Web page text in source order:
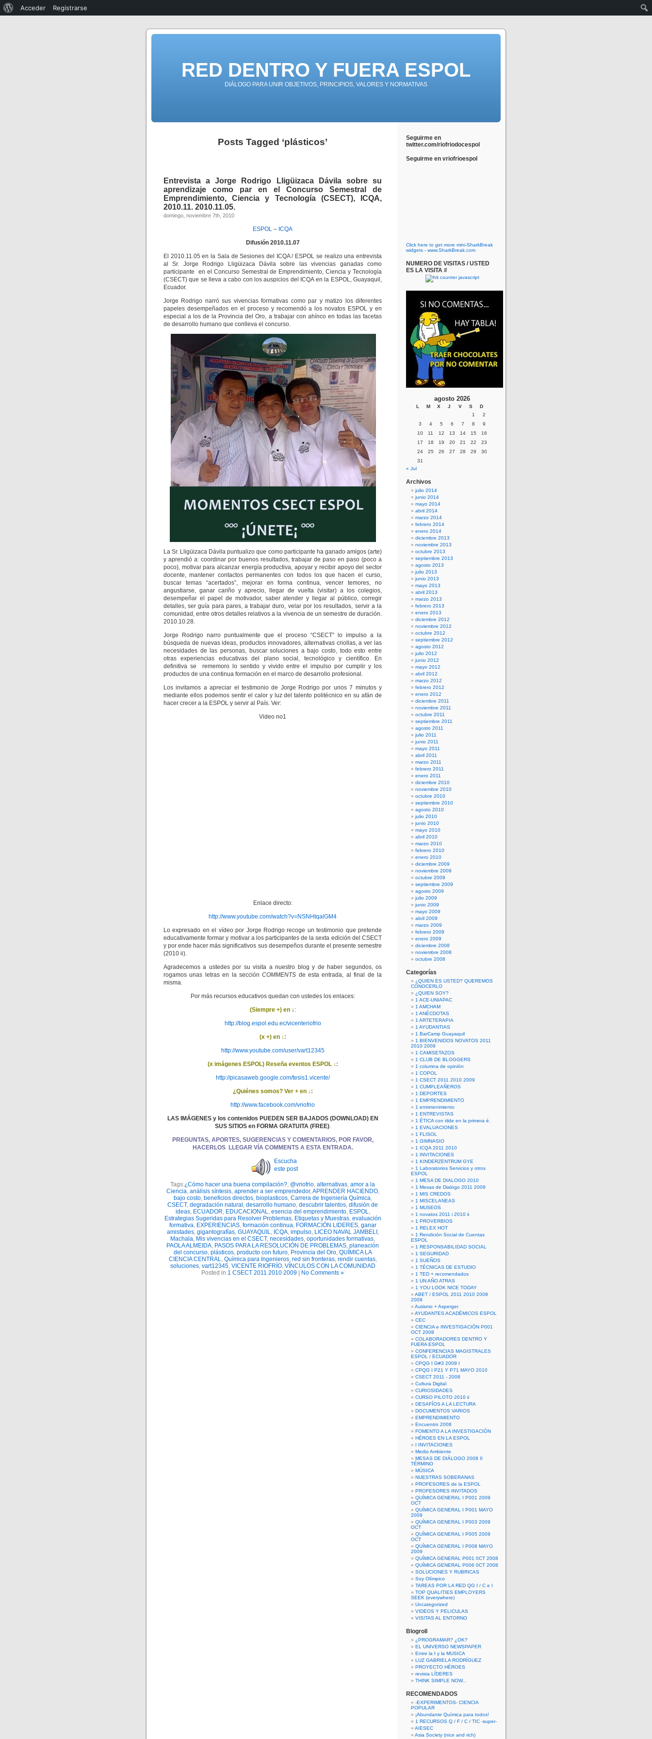
RED DENTRO Y FUERA ESPOL
DIÁLOGO PARA UNIR OBJETIVOS, PRINCIPIOS, VALORES Y NORMATIVAS
Posts Tagged ‘plásticos’
Entrevista a Jorge Rodrigo Lligüizaca Dávila sobre su
aprendizaje como par en el Concurso Semestral de
Emprendimiento, Ciencia y Tecnología (CSECT), ICQA,
2010.11. 2010.11.05.
domingo, noviembre 7th, 2010
ESPOL – ICQA
Difusión 2010.11.07
El 2010.11.05 en la Sala de Sesiones del ICQA / ESPOL se realizo una entrevista
al Sr. Jorge Rodrigo Lligüizaca Dávila sobre las vivencias ganadas como
participante en el Concurso Semestral de Emprendimiento, Ciencia y Tecnología
(CSECT) que se lleva a cabo con los auspicios del ICQA en la ESPOL, Guayaquil,
Ecuador.
Jorge Rodrigo narró sus vivencias formativas como par y matizo los diferentes
papeles desempeñados en el proceso y recomendó a los novatos ESPOL y en
especial a los de la Provincia del Oro, a trabajar con ahínco en todas las facetas
de desarrollo humano que conlleva el concurso.
La Sr. Lligüizaca Dávila puntualizo que como participante ha ganado amigos (arte)
y aprendió a: coordinar por buenos resultados, trabajar de paso en paso (poco a
poco), motivar para alcanzar energía productiva, apoyar y recibir apoyo del sector
docente, mantener contactos permanentes con todos los que hacen el curso,
buscar temas “acertados”, mejorar en forma continua, vencer temores, no
angustiarse, ganar cariño y aprecio, llegar de vuelta (visitar) a los colegios,
desempeñar el papel de motivador, saber atender y llegar al público, corregir
detalles, ser guía para pares, a trabajar duro, velar por los resultados, servir a la
comunidad, entre otros detalles relativos a la vivencia de un semestre de duración.
2010.10.28.
Jorge Rodrigo narro puntualmente que el proceso “CSECT” lo impulso a la
búsqueda de nuevas ideas, productos innovadores, alternativas criollas, a ver las
necesidades de las personas, buscar soluciones a bajo costo, todo esto entre
otras experiencias educativas del plano social, tecnológico y científico. En
definitiva se rememoro lo sentido y vivido entre el impulso por cumplir y los
productos de una continua formación en el marco de desarrollo profesional.
Los invitamos a apreciar el testimonio de Jorge Rodrigo por unos 7 minutos y
mediante ellos podemos sentir el calor y luz del talento politécnico en su afán de
hacer crecer a la ESPOL y servir al País. Ver:
Video no1
Enlace directo:
http://www.youtube.com/watch?v=NSNHtqalGM4
Lo expresado en el vídeo por Jorge Rodrigo recoge un testimonio que pretende
educativamente formar y motivar a los participantes de la sexta edición del CSECT
y por ende hacer más significativos sus desempeños durante el presente semestre
(2010 ii).
Agradecemos a ustedes por su visita a nuestro blog y de haber segundos, os
rogamos unas letras en la secciónCOMMENTS de esta entrada, al final de la
misma.
Por más recursos educativos quedan con ustedes los enlaces:
(Siempre +) en ↓:
http://blog.espol.edu.ec/vicenteriofrio
(x +) en ↓:
http://www.youtube.com/user/vart12345
(x imágenes ESPOL) Reseña eventos ESPOL ↓:
http://picasaweb.google.com/tesis1.vicente/
¿Quiénes somos? Ver + en ↓:
http://www.facebook.com/vriofrio
LAS IMÁGENES y los contenidos PUEDEN SER BAJADOS (DOWNLOAD) EN
SUS SITIOS en FORMA GRATUITA (FREE).
PREGUNTAS, APORTES, SUGERENCIAS Y COMENTARIOS, POR FAVOR,
HACERLOS LLEGAR VÍA COMMENTS A ESTA ENTRADA.
Escucha
este post
Tags:¿Cómo hacer una buena compilación?, @vriofrio, alternativas, amor a la
Ciencia, análisis síntesis, aprender a ser emprendedor,APRENDER HACIENDO,
bajo costo, beneficios directos, bioplasticos, Carrera de Ingeniería Química,
CSECT, degradación natural , desarrollo humano, descubrir talentos, difusión de
ideas, ECUADOR, EDUCACIONAL, esencia del emprendimiento, ESPOL,
Estrategias Sugeridas para Resolver Problemas, Etiquetas y Muestras, evaluación
formativa, EXPERIENCIAS, formación continua, FORMACIÓN LIDERES, ganar
amistades, gigantografías, GUAYAQUIL, ICQA, impulso, LICEO NAVAL JAMBELI ,
Machala, Mis vivencias en el CSECT, necesidades, oportunidades formativas,
PAOLA ALMEIDA, PASOS PARA LA RESOLUCIÓN DE PROBLEMAS, planeación
del concurso, plásticos, producto con futuro, Provincia del Oro, QUÍMICA LA
CIENCIA CENTRAL, Química para Ingenieros, red sin fronteras, rendir cuentas,
soluciones, vart12345, VICENTE RIOFRÍO, VÍNCULOS CON LA COMUNIDAD
Posted in 1 CSECT 2011 2010 2009 No Comments »
Seguirme en
twitter.com/riofriodocespol
Seguirme en vriofrioespol
Click here to get more mini-SharkBreak
widgets - www.SharkBreak.com
NUMERO DE VISITAS / USTED
ES LA VISITA #
agosto 2026
L M X J V S
D
1
2
3
4 5 6 7 8
9
10
11 12 13 14 15
16
17
18 19 20 21 22
23
24
25 26 27 28 29
30
31
« Jul
Archivos
julio 2014
junio 2014
mayo 2014
abril 2014
marzo 2014
febrero 2014
enero 2014
diciembre 2013
noviembre 2013
octubre 2013
septiembre 2013
agosto 2013
julio 2013
junio 2013
mayo 2013
abril 2013
marzo 2013
febrero 2013
enero 2013
diciembre 2012
noviembre 2012
octubre 2012
septiembre 2012
agosto 2012
julio 2012
junio 2012
mayo 2012
abril 2012
marzo 2012
febrero 2012
enero 2012
diciembre 2011
noviembre 2011
octubre 2011
septiembre 2011
agosto 2011
julio 2011
junio 2011
mayo 2011
abril 2011
marzo 2011
febrero 2011
enero 2011
diciembre 2010
noviembre 2010
octubre 2010
septiembre 2010
agosto 2010
julio 2010
junio 2010
mayo 2010
abril 2010
marzo 2010
febrero 2010
enero 2010
diciembre 2009
noviembre 2009
octubre 2009
septiembre 2009
agosto 2009
julio 2009
junio 2009
mayo 2009
abril 2009
marzo 2009
febrero 2009
enero 2009
diciembre 2008
noviembre 2008
octubre 2008
Categorías
¿QUIEN ES USTED? QUEREMOS
CONOCERLO
¿QUIEN SOY?
1 ACE-UNIAPAC
1 AMCHAM
1 ANÉCDOTAS
1 ARTETERAPIA
1 AYUDANTIAS
1 BarCamp Guayaquil
1 BIENVENIDOS NOVATOS 2011
2010 2009
1 CAMISETAZOS
1 CLUB DE BLOGGERS
1 columna de opinión
1 COPOL
1 CSECT 2011 2010 2009
1 CUMPLEAÑEROS
1 DEPORTES
1 EMPRENDIMIENTO
1 entretenimiento
1 ENTREVISTAS
1 ÉTICA con tilde en la primera é.
1 EVALUACIONES
1 FLISOL
1 GIMNASIO
1 ICQA 2011 2010
1 INVITACIONES
1 KINDERZENTRUM GYE
1 Laboratorios Servicios y otros
ESPOL
1 MESA DE DIALOGO 2010
1 Mesas de Dialogo 2011 2009
1 MIS CREDOS
1 MISCELANEAS
1 MUSEOS
1 novatos 2011 i 2010 ii
1 PROVERBIOS
1 RELEX HOT
1 Rendición Social de Cuentas
ESPOL
1 RESPONSABILIDAD SOCIAL
1 SEGURIDAD
1 SUEÑOS
1 TÉCNICAS DE ESTUDIO
1 TED + recomendados
1 UN AÑO ATRAS
1 YOU LOOK NICE TODAY
ABET / ESPOL 2011 2010 2009
2008
Autismo + Asperger
AYUDANTES ACADÉMICOS ESPOL
CEC
CIENCIA e INVESTIGACIÓN P001
OCT 2008
COLABORADORES DENTRO Y
FUERA ESPOL
CONFERENCIAS MAGISTRALES
ESPOL / ECUADOR
CPQG I G#3 2009 I
CPQG I P21 Y P71 MAYO 2010
CSECT 2011 - 2008
Cultura Digital
CURIOSIDADES
CURSO PILOTO 2010 ii
DESAFÍOS A LA LECTURA
DOCUMENTOS VARIOS
EMPRENDIMIENTO
Encuentro 2008
FOMENTO A LA INVESTIGACIÓN
HÉROES EN LA ESPOL
I INVITACIONES
Medio Ambiente
MESAS DE DIÁLOGO 2008 II
TÉRMINO
MÚSICA
NUESTRAS SOBERANAS
PROFESORES de la ESPOL
PROFESORES INVITADOS
QUÍMICA GENERAL I P001 2009
OCT
QUÍMICA GENERAL I P001 MAYO
2009
QUÍMICA GENERAL I P003 2009
OCT
QUÍMICA GENERAL I P005 2009
OCT
QUÍMICA GENERAL I P008 MAYO
2009
QUÍMICA GENERAL P001 0CT 2008
QUÍMICA GENERAL P006 0CT 2008
SOLUCIONES Y RUBRICAS
Soy Olímpico
TAREAS POR LA RED QG I / C e I
TOP QUALITIES EMPLOYERS
SEEK (everywhere)
Uncategorized
VIDEOS Y PELICULAS
VISITAS AL ENTORNO
Blogroll
¿PROGRAMAR? ¿OK?
EL UNIVERSO NEWSPAPER
Entre la I y la MUSICA
LUZ GABRIELA RODRÍGUEZ
PROYECTO HÉROES
revista LÍDERES
THINK SIMPLE NOW...
RECOMENDADOS
-EXPERIMENTOS- CIENCIA
POPULAR
¡Abundante Química para todos!
1 RECURSOS Q / F / C / TIC -super-
AIESEC
Asia Society (nice and rich)
Acceder Registrarse